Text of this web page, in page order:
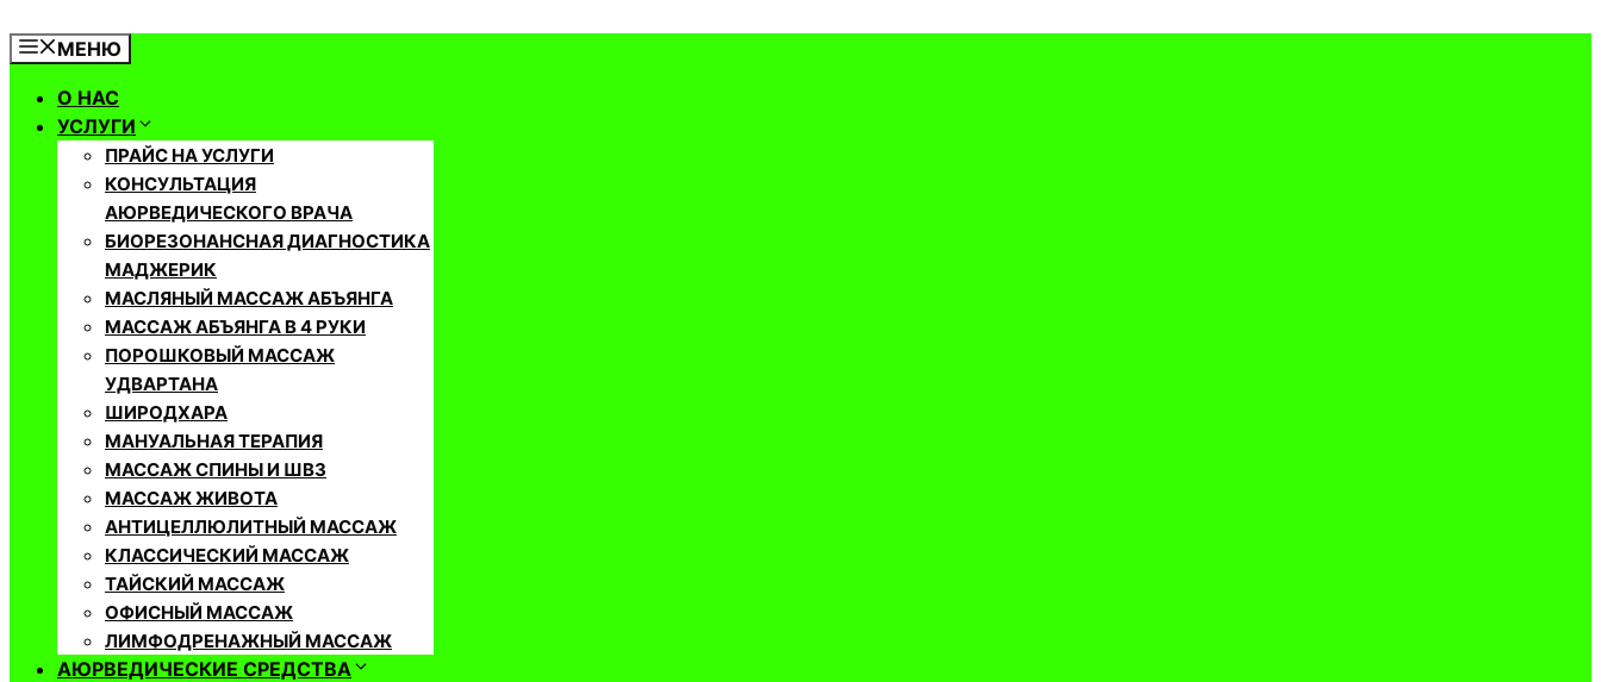
МЕНЮ
О НАС
УСЛУГИ
ПРАЙС НА УСЛУГИ
КОНСУЛЬТАЦИЯ
АЮРВЕДИЧЕСКОГО ВРАЧА
БИОРЕЗОНАНСНАЯ ДИАГНОСТИКА
МАДЖЕРИК
МАСЛЯНЫЙ МАССАЖ АБЪЯНГА
МАССАЖ АБЪЯНГА В 4 РУКИ
ПОРОШКОВЫЙ МАССАЖ
УДВАРТАНА
ШИРОДХАРА
МАНУАЛЬНАЯ ТЕРАПИЯ
МАССАЖ СПИНЫ И ШВЗ
МАССАЖ ЖИВОТА
АНТИЦЕЛЛЮЛИТНЫЙ МАССАЖ
КЛАССИЧЕСКИЙ МАССАЖ
ТАЙСКИЙ МАССАЖ
ОФИСНЫЙ МАССАЖ
ЛИМФОДРЕНАЖНЫЙ МАССАЖ
АЮРВЕДИЧЕСКИЕ СРЕДСТВА